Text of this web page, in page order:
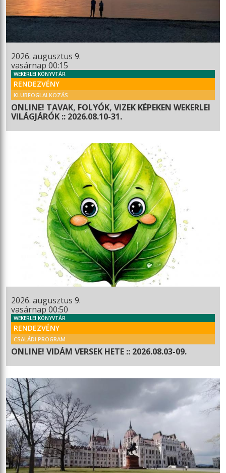
2026. augusztus 9.
vasárnap 00:15
WEKERLEI KÖNYVTÁR
RENDEZVÉNY
KLUBFOGLALKOZÁS
ONLINE! TAVAK, FOLYÓK, VIZEK KÉPEKEN WEKERLEI
VILÁGJÁRÓK :: 2026.08.10-31.
2026. augusztus 9.
vasárnap 00:50
WEKERLEI KÖNYVTÁR
RENDEZVÉNY
CSALÁDI PROGRAM
ONLINE! VIDÁM VERSEK HETE :: 2026.08.03-09.